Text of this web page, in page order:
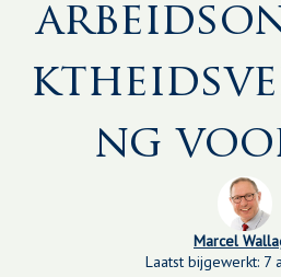
ng
Marcel
Laatst bijgewerkt: 7